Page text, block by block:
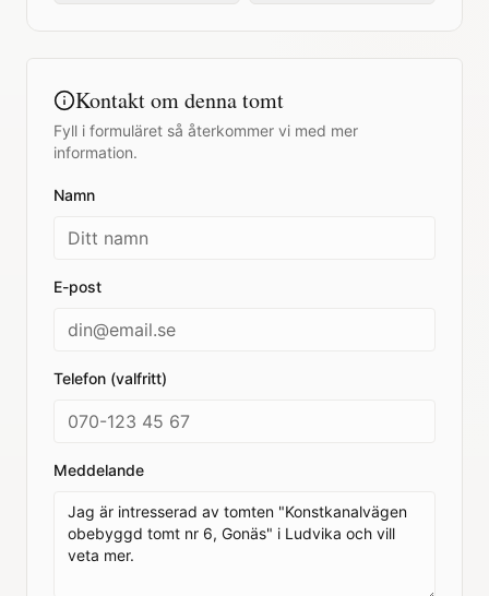
Kontakt om denna tomt
Fyll i formuläret så återkommer vi med mer
information.
Namn
E-post
Telefon (valfritt)
Meddelande